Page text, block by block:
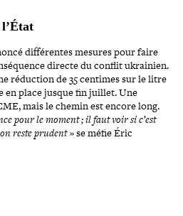
dif­fé­rentes mesures pour faire
directe du conflit ukrainien.
réduction de 35 centimes sur le litre
en place jusque fin juillet. Une
mais le chemin est encore long.
pour le moment ; il faut voir si c’est
reste prudent» se méfie Éric